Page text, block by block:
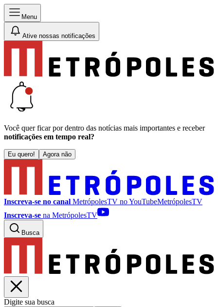
Menu
Ative nossas notificações
Você quer ficar por dentro das notícias mais importantes e receber
notificações em tempo real?
Eu quero! Agora não
Inscreva-se no canal MetrópolesTV noYouTubeMetrópolesTV
Inscreva-se na MetrópolesTV
Busca
Digite sua busca